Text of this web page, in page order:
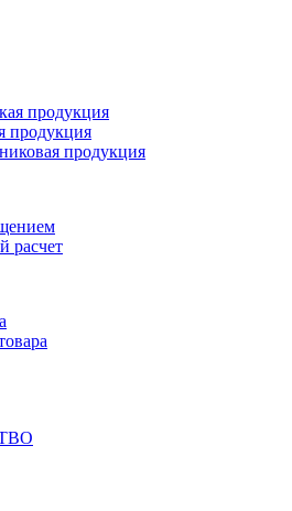
продукция
продукция
продукция
расчет